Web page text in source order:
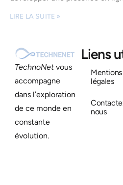
LIRE LA SUITE »
TechnoNetvous
accompagne
dans l’exploration
de ce monde en
constante
évolution.
Liens
Mentions
légales
nous